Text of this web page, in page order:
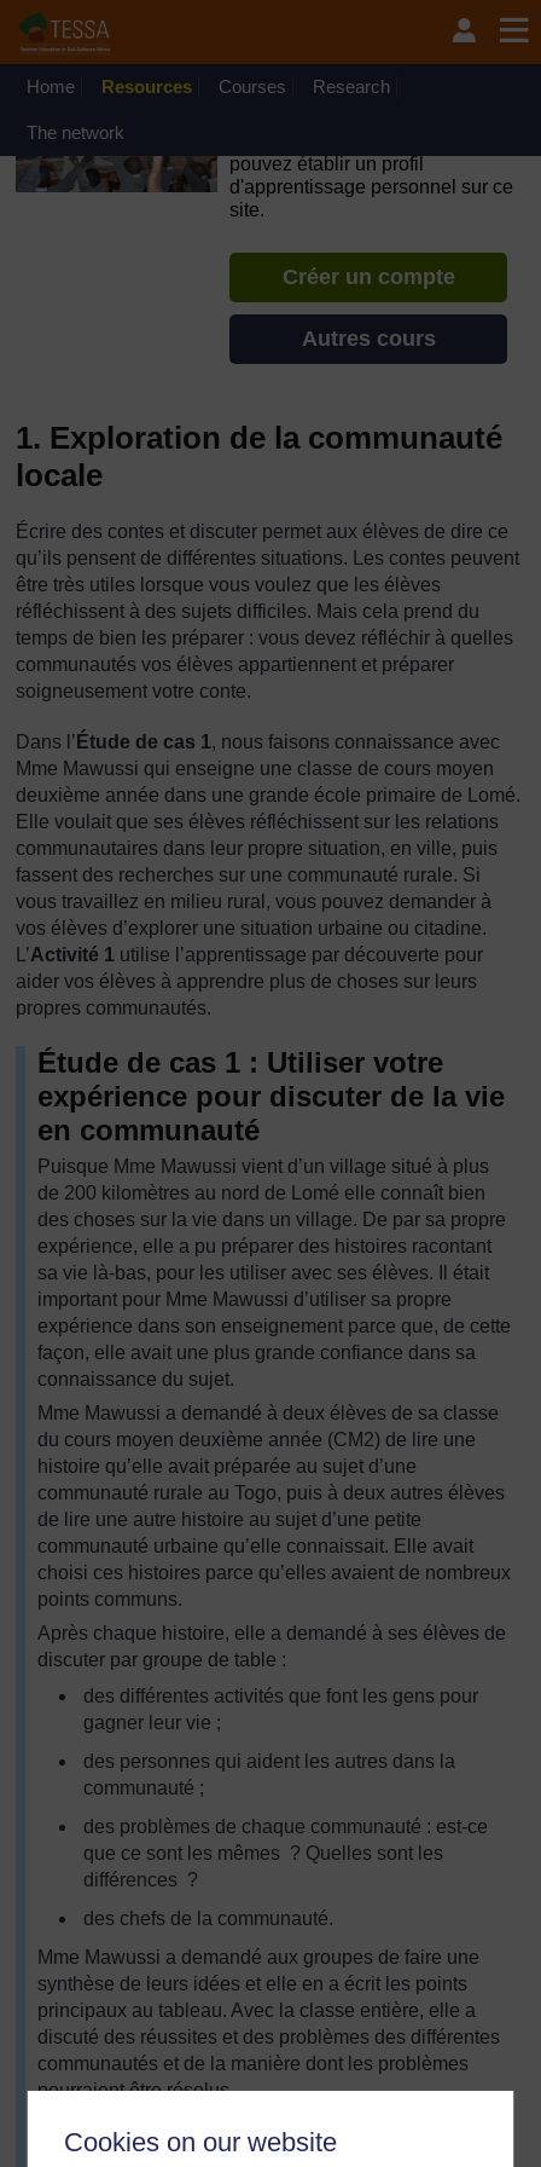
Cookies on our website
Passer au contenu principal
OpenLearn Create will be unavailable on Wednesday 12
August 2026 from 8am to 10.30am (GMT) due to routine
Home Resources Courses Research
The network
pouvez établir un profil
d'apprentissage personnel sur ce
site.
Créer un compte
Autres cours
1. Exploration de la communauté
locale
Écrire des contes et discuter permet aux élèves de dire ce
qu’ils pensent de différentes situations. Les contes peuvent
être très utiles lorsque vous voulez que les élèves
réfléchissent à des sujets difficiles. Mais cela prend du
temps de bien les préparer : vous devez réfléchir à quelles
communautés vos élèves appartiennent et préparer
soigneusement votre conte.
Dans l’ Étude de cas 1, nous faisons connaissance avec
Mme Mawussi qui enseigne une classe de cours moyen
deuxième année dans une grande école primaire de Lomé.
Elle voulait que ses élèves réfléchissent sur les relations
communautaires dans leur propre situation, en ville, puis
fassent des recherches sur une communauté rurale. Si
vous travaillez en milieu rural, vous pouvez demander à
vos élèves d’explorer une situation urbaine ou citadine.
L’Activité 1 utilise l’apprentissage par découverte pour
aider vos élèves à apprendre plus de choses sur leurs
propres communautés.
Étude de cas 1 : Utiliser votre
expérience pour discuter de la vie
en communauté
Puisque Mme Mawussi vient d’un village situé à plus
de 200 kilomètres au nord de Lomé elle connaît bien
des choses sur la vie dans un village. De par sa propre
expérience, elle a pu préparer des histoires racontant
sa vie là-bas, pour les utiliser avec ses élèves. Il était
important pour Mme Mawussi d’utiliser sa propre
expérience dans son enseignement parce que, de cette
façon, elle avait une plus grande confiance dans sa
connaissance du sujet.
Mme Mawussi a demandé à deux élèves de sa classe
du cours moyen deuxième année (CM2) de lire une
histoire qu’elle avait préparée au sujet d’une
communauté rurale au Togo, puis à deux autres élèves
de lire une autre histoire au sujet d’une petite
communauté urbaine qu’elle connaissait. Elle avait
choisi ces histoires parce qu’elles avaient de nombreux
points communs.
Après chaque histoire, elle a demandé à ses élèves de
discuter par groupe de table :
des différentes activités que font les gens pour
gagner leur vie ;
des personnes qui aident les autres dans la
communauté ;
des problèmes de chaque communauté : est-ce
que ce sont les mêmes ? Quelles sont les
différences ?
des chefs de la communauté.
Mme Mawussi a demandé aux groupes de faire une
synthèse de leurs idées et elle en a écrit les points
principaux au tableau. Avec la classe entière, elle a
discuté des réussites et des problèmes des différentes
communautés et de la manière dont les problèmes
pourraient être résolus.
élèves de réfléchir à leur propre communauté. Au cours